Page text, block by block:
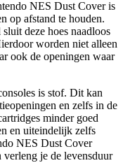
NES Dust Cover is
op afstand te houden.
deze hoes naadloos
worden niet alleen
ook de openingen waar
is stof. Dit kan
en zelfs in de
minder goed
en uiteindelijk zelfs
NES Dust Cover
verleng je de levensduur